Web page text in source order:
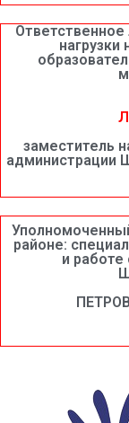
нагрузки
заместитель
администрации
районе:
и